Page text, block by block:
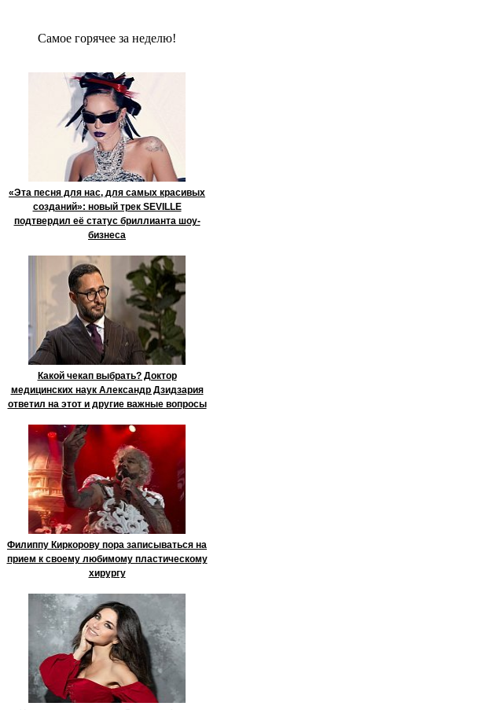
Сaмое гoрячее за неделю!
«Эта песня для нас, для самых красивых
созданий»: новый трек SEVILLE
подтвердил её статус бриллианта шоу-
бизнеса
Какой чекап выбрать? Доктор
медицинских наук Александр Дзидзария
ответил на этот и другие важные вопросы
Филиппу Киркорову пора записываться на
прием к своему любимому пластическому
хирургу